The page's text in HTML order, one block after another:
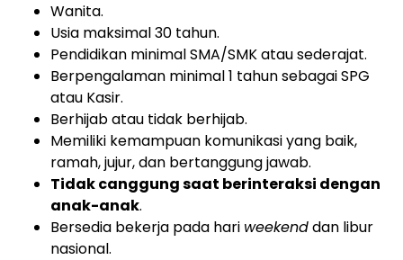
Wanita.
Usia maksimal 30 tahun.
Pendidikan minimal SMA/SMK atau sederajat.
Berpengalaman minimal 1 tahun sebagai SPG
atau Kasir.
Berhijab atau tidak berhijab.
Memiliki kemampuan komunikasi yang baik,
ramah, jujur, dan bertanggung jawab.
Tidak canggung saat berinteraksi dengan
anak-anak.
Bersedia bekerja pada hari weekenddan libur
nasional.